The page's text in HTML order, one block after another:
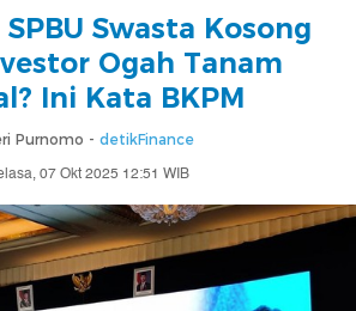
Swasta Kosong
Ogah Tanam
Ini Kata BKPM
Purnomo - detikFinance
07 Okt 2025 12:51 WIB